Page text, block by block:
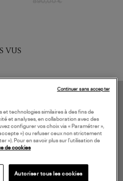
VUS
et technologies similaires à des fins de
et analyses, en collaboration avec des
configurer vos choix via « Paramétrer »,
») ou refuser ceux non strictement
»). Pour en savoir plus sur l’utilisation de
de cookies
Autoriser tous les cookies
Continuer sans accepter